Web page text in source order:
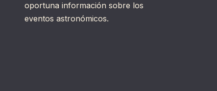
oportuna información sobre los
eventos astronómicos.